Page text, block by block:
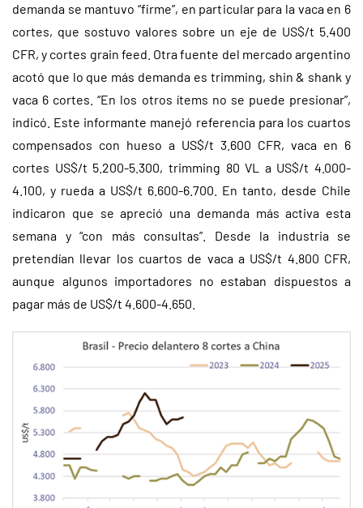
demanda se mantuvo “firme”, en particular para la vaca en 6
cortes, que sostuvo valores sobre un eje de US$/t 5.400
CFR, y cortes grain feed. Otra fuente del mercado argentino
acotó que lo que más demanda es trimming, shin & shank y
vaca 6 cortes. “En los otros ítems no se puede presionar”,
indicó. Este informante manejó referencia para los cuartos
compensados con hueso a US$/t 3.600 CFR, vaca en 6
cortes US$/t 5.200-5.300, trimming 80 VL a US$/t 4.000-
4.100, y rueda a US$/t 6.600-6.700. En tanto, desde Chile
indicaron que se apreció una demanda más activa esta
semana y “con más consultas”. Desde la industria se
pretendían llevar los cuartos de vaca a US$/t 4.800 CFR,
aunque algunos importadores no estaban dispuestos a
pagar más de US$/t 4.600-4.650.